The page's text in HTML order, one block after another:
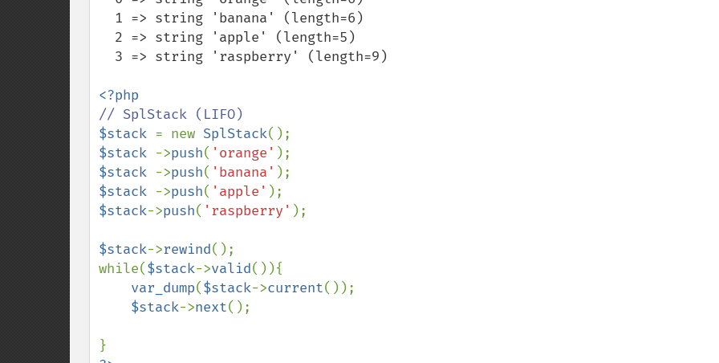
$stack = new SplStack
$stack ->push( 'orange'
$stack ->push( 'banana'
$stack ->push( 'apple'
$stack->push( 'raspberry' );
$stack->rewind();
while($stack->valid()){
var_dump($stack->current());
$stack->next();